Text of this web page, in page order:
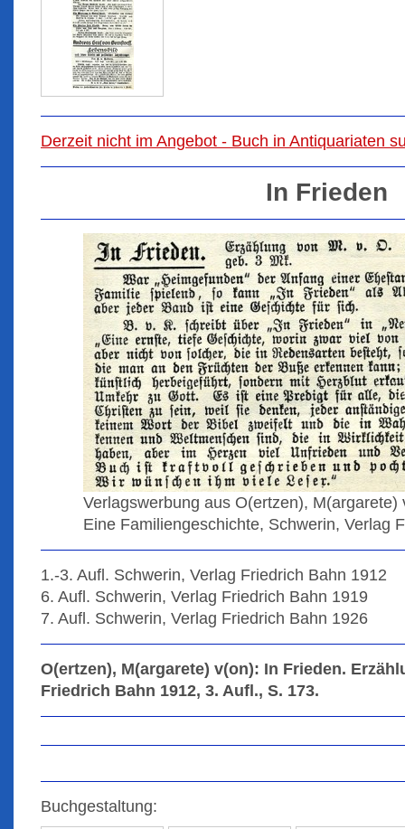
Derzeit nicht im Angebot - Buch in Antiquariaten
In Frieden
Verlagswerbung aus O(ertzen), M(argarete)
Eine Familiengeschichte, Schwerin, Verlag
1.-3. Aufl. Schwerin, Verlag Friedrich Bahn 1912
6. Aufl. Schwerin, Verlag Friedrich Bahn 1919
7. Aufl. Schwerin, Verlag Friedrich Bahn 1926
O(ertzen), M(argarete) v(on): In Frieden.
Friedrich Bahn 1912, 3. Aufl., S. 173.
Buchgestaltung: